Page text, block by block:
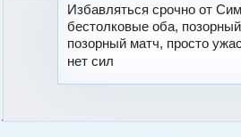
Избавляться срочно от
бестолковые оба,
позорный матч, просто
нет сил